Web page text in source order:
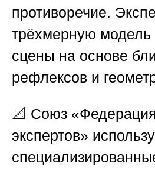
противоречие.
трёхмерную
сцены на основе
рефлексов и
📐 Союз
экспертов»